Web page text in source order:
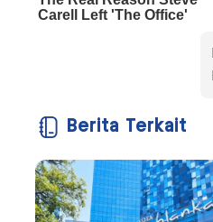
Berita Terkait